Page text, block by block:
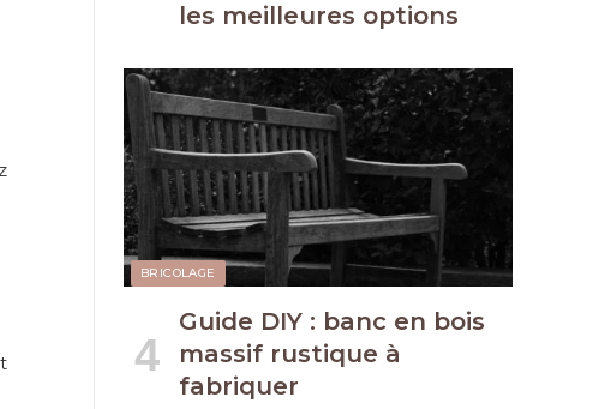
les meilleures options
BRICOLAGE
Guide DIY : banc en bois
massif rustique à
fabriquer